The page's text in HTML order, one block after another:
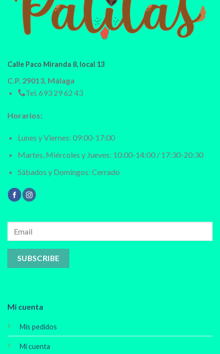
Calle Paco Miranda 8, local 13
C.P. 29013, Málaga
Tel.693 29 62 43
Horarios:
Lunes y Viernes: 09:00-17:00
Martes, Miércoles y Jueves: 10:00-14:00 / 17:30-20:30
Sábados y Domingos: Cerrado
Mi cuenta
Mis pedidos
Mi cuenta